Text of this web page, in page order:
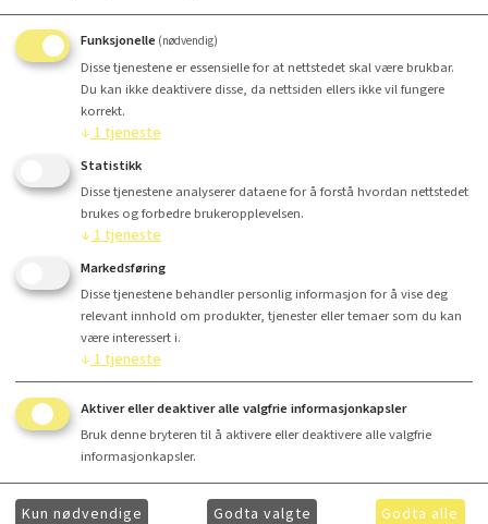
Kjøp
Finansiering
Funksjonelle (nødvendig)
Disse tjenestene er essensielle for at nettstedet skal være brukbar.
Du kan ikke deaktivere disse, da nettsiden ellers ikke vil fungere
korrekt.
↓ 1tjeneste
Statistikk
Disse tjenestene analyserer dataene for å forstå hvordan nettstedet
brukes og forbedre brukeropplevelsen.
↓ 1tjeneste
Markedsføring
Disse tjenestene behandler personlig informasjon for å vise deg
relevant innhold om produkter, tjenester eller temaer som du kan
være interessert i.
↓ 1tjeneste
Aktiver eller deaktiver alle valgfrie informasjonkapsler
Bruk denne bryteren til å aktivere eller deaktivere alle valgfrie
informasjonkapsler.
Kun nødvendige Godta valgte Godta alle